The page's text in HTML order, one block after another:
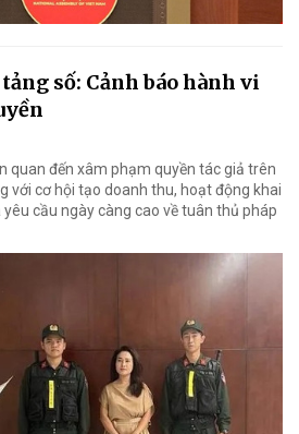
số: Cảnh báo hành vi
quan đến xâm phạm quyền tác giả trên
với cơ hội tạo doanh thu, hoạt động khai
cầu ngày càng cao về tuân thủ pháp